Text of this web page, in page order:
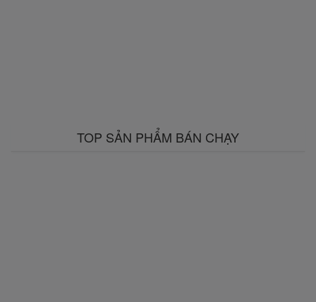
TOP SẢN PHẨM BÁN CHẠY